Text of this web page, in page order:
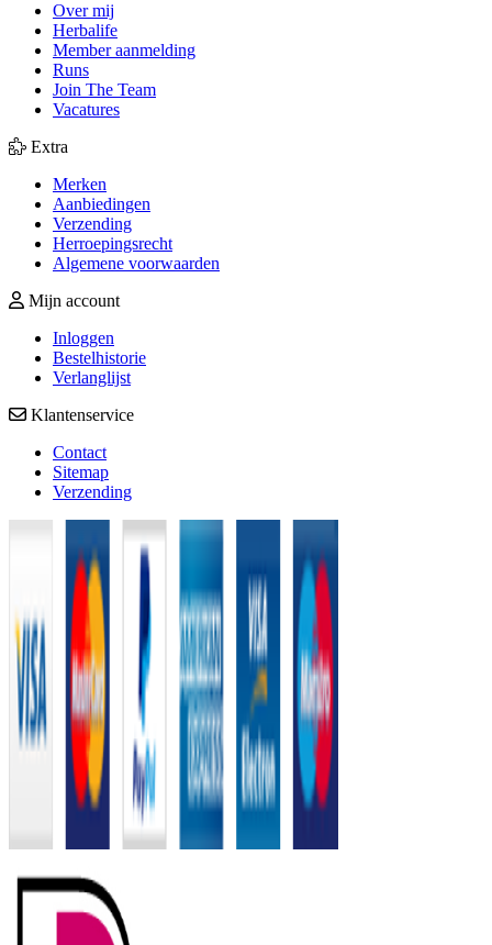
Over mij
Herbalife
Member aanmelding
Runs
Join The Team
Vacatures
Extra
Merken
Aanbiedingen
Verzending
Herroepingsrecht
Algemene voorwaarden
Mijn account
Inloggen
Bestelhistorie
Verlanglijst
Klantenservice
Contact
Sitemap
Verzending